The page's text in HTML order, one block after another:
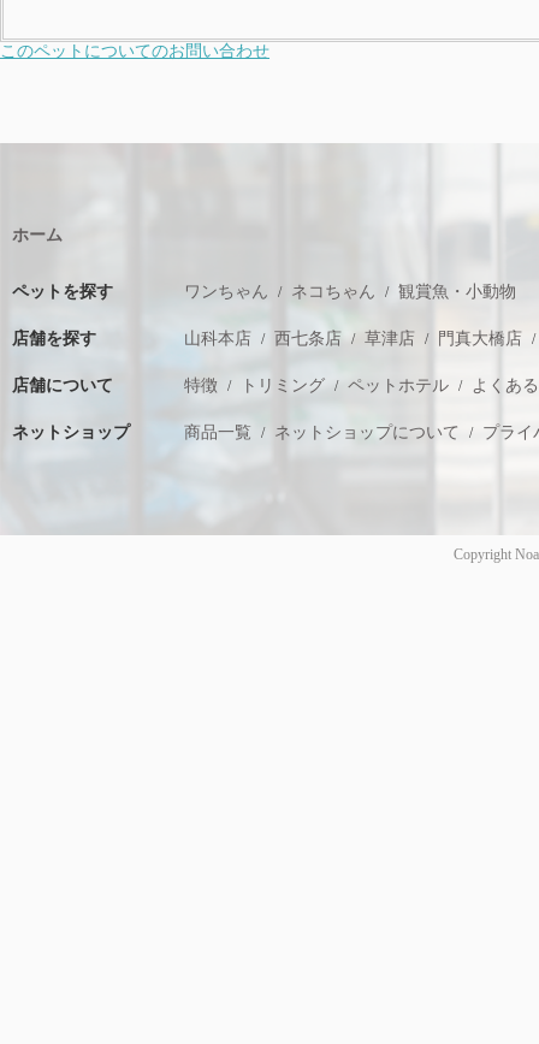
このペットについてのお問い合わせ
ホーム
ペットを探す ワンちゃん ネコちゃん 観賞魚・小動物
店舗を探す 山科本店 西七条店 草津店 門真大橋店
店舗について 特徴 トリミング ペットホテル よくあ
ネットショップ 商品一覧 ネットショップについて プライ
Copyright